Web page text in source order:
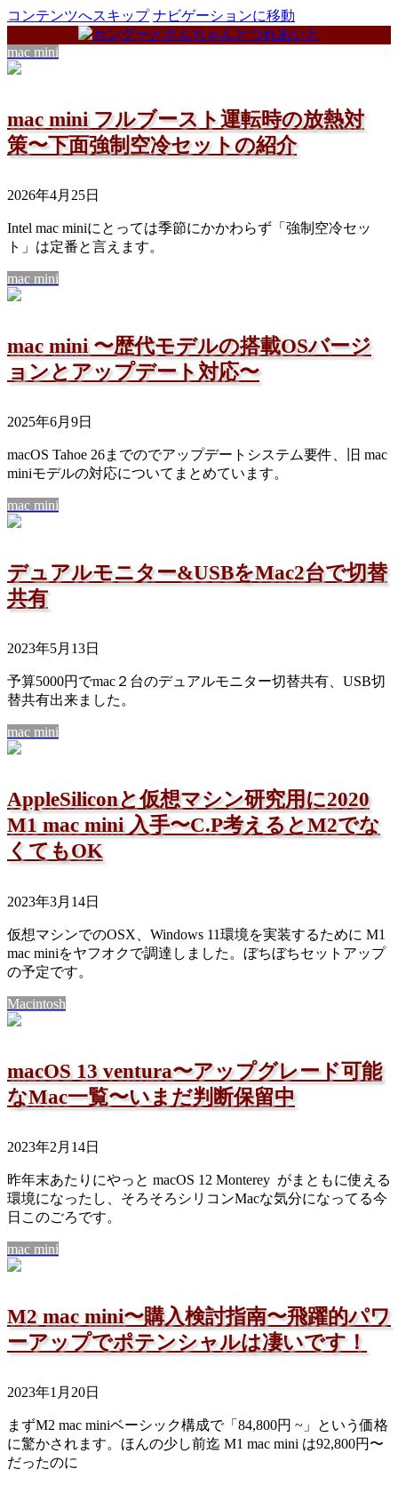
コンテンツへスキップ ナビゲーションに移動
mac mini
mac mini フルブースト運転時の放熱対
策〜下面強制空冷セットの紹介
2026年4月25日
Intel mac miniにとっては季節にかかわらず「強制空冷セッ
ト」は定番と言えます。
mac mini
mac mini 〜歴代モデルの搭載OSバージ
ョンとアップデート対応〜
2025年6月9日
macOS Tahoe 26までのでアップデートシステム要件、旧 mac
miniモデルの対応についてまとめています。
mac mini
デュアルモニター&USBをMac2台で切替
共有
2023年5月13日
予算5000円でmac２台のデュアルモニター切替共有、USB切
替共有出来ました。
mac mini
AppleSiliconと仮想マシン研究用に2020
M1 mac mini 入手〜C.P考えるとM2でな
くてもOK
2023年3月14日
仮想マシンでのOSX、Windows 11環境を実装するために M1
mac miniをヤフオクで調達しました。ぼちぼちセットアップ
の予定です。
Macintosh
macOS 13 ventura〜アップグレード可能
なMac一覧〜いまだ判断保留中
2023年2月14日
昨年末あたりにやっと macOS 12 Monterey がまともに使える
環境になったし、そろそろシリコンMacな気分になってる今
日このごろです。
mac mini
M2 mac mini〜購入検討指南〜飛躍的パワ
ーアップでポテンシャルは凄いです！
2023年1月20日
まずM2 mac miniベーシック構成で「84,800円 ~」という価格
に驚かされます。ほんの少し前迄 M1 mac mini は92,800円〜
だったのに